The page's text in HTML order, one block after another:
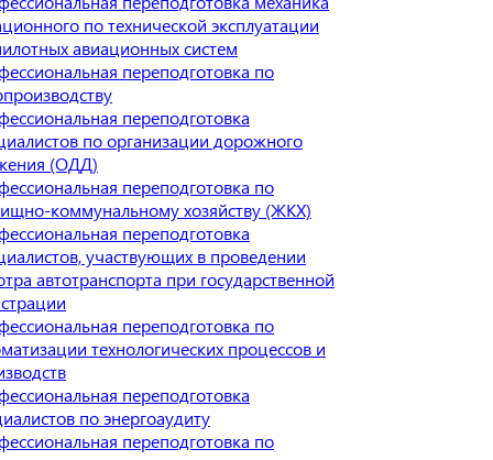
по технической эксплуатации
авиационных систем
переподготовка по
переподготовка
по организации дорожного
(ОДД)
переподготовка по
коммунальному хозяйству (ЖКХ)
переподготовка
участвующих в проведении
автотранспорта при государственной
переподготовка по
технологических процессов и
переподготовка
по энергоаудиту
переподготовка по